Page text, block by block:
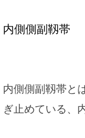
内側側副靱帯
内側側副靱帯と
ぎ止めている、